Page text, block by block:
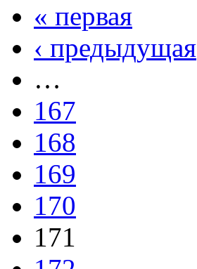
« первая
‹ предыдущая
…
167
168
169
170
171